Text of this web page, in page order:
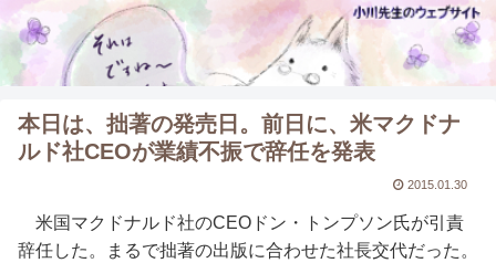
本日は、拙著の発売日。前日に、米マクドナ
ルド社CEOが業績不振で辞任を発表
2015.01.30
米国マクドナルド社のCEOドン・トンプソン氏が引責
辞任した。まるで拙著の出版に合わせた社長交代だった。